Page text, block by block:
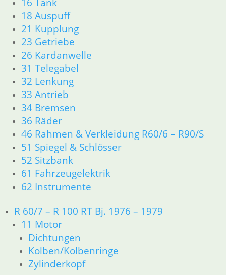
18 Auspuff
21 Kupplung
23 Getriebe
26 Kardanwelle
31 Telegabel
32 Lenkung
33 Antrieb
34 Bremsen
36 Räder
46 Rahmen & Verkleidung R60/6 – R90/S
51 Spiegel & Schlösser
52 Sitzbank
61 Fahrzeugelektrik
62 Instrumente
R 60/7 – R 100 RT Bj. 1976 – 1979
11 Motor
Dichtungen
Kolben/Kolbenringe
Zylinderkopf
33 Antrieb
34 Bremsen
36 Räder
46 Rahmen & Verkleidung R26 R27
51 Spiegel & Schlösser
61 Fahrzeugelektrik
62 Instrumente
63 Scheinwerfer
R50 R69/S
11 Motor
Dichtungen
Zylinderkopf
12 Motorelektrik
13 Vergaser
16 Tank
18 Auspuff
23 Getriebe
26 Kardanwelle
31 Telegabel
32 Lenkung
33 Antrieb
34 Bremsen